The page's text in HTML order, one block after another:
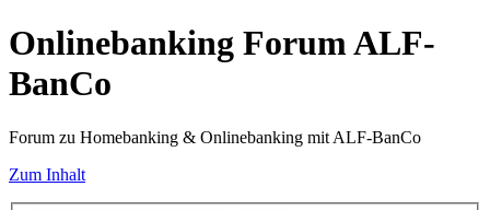
Onlinebanking Forum ALF-
BanCo
Forum zu Homebanking & Onlinebanking mit ALF-BanCo
Zum Inhalt